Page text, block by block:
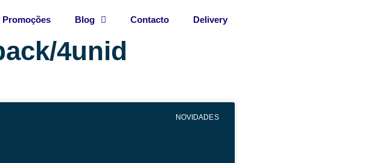
Promoções Blog Contacto Delivery
4unid
NOVIDADES